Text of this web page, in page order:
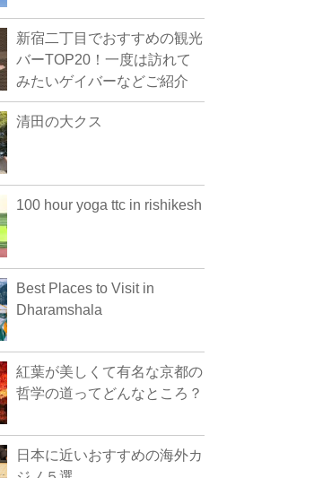
新宿二丁目でおすすめの観光
バーTOP20！一度は訪れて
みたいゲイバーなどご紹介
清田の大クス
100 hour yoga ttc in rishikesh
Best Places to Visit in
Dharamshala
紅葉が美しくて有名な京都の
哲学の道ってどんなところ？
日本に近いおすすめの海外カ